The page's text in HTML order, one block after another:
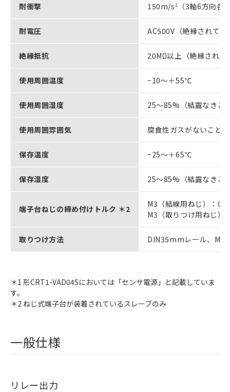
耐衝撃 150m/s2 （3軸6方向各
耐電圧 AC500V（絶縁されてい
絶縁抵抗 20MΩ以上（絶縁されて
使用周囲温度 −10～＋55℃
使用周囲湿度 25～85%（結露なきこ
使用周囲雰囲気 腐食性ガスがないこと
保存温度 −25～＋65℃
保存湿度 25～85%（結露なきこ
端子台ねじの締め付けトルク ＊2
M3（結線用ねじ）：
M3（取りつけ用ねじ）
取りつけ方法 DIN35mmレール、M4
＊1 形CRT1-VAD04Sにおいては「センサ電源」と記載していま
す。
＊2 ねじ式端子台が装着されているスレーブのみ
一般仕様
リレー出力